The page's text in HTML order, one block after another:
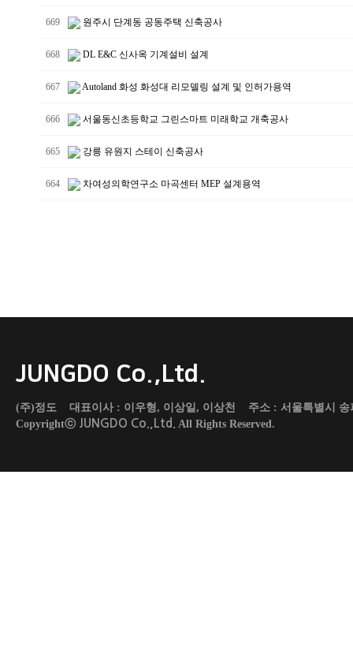
669 원주시 단계동 공동주택 신축공사
668 DL E&C 신사옥 기계설비 설계
667 Autoland 화성 화성대 리모델링 설계 및 인허가용역
666 서울동신초등학교 그린스마트 미래학교 개축공사
665 강릉 유원지 스테이 신축공사
664 차여성의학연구소 마곡센터 MEP 설계용역
JUNGDO Co.,Ltd.
(주)정도 대표이사 : 이우형, 이상일, 이상천 주소 : 서울특별시 송
Copyrightⓒ JUNGDO Co.,Ltd. All Rights Reserved.